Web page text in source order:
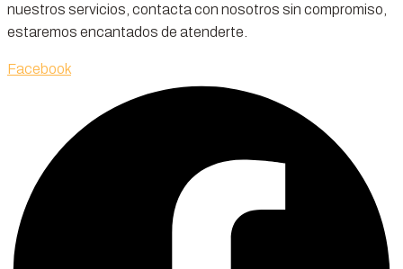
nuestros servicios, contacta con nosotros sin compromiso,
estaremos encantados de atenderte.
Facebook